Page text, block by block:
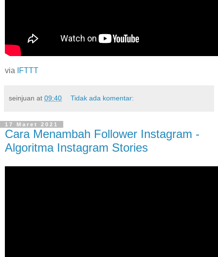
via IFTTT
seinjuan at 09:40 Tidak ada komentar:
17 Maret 2021
Cara Menambah Follower Instagram -
Algoritma Instagram Stories